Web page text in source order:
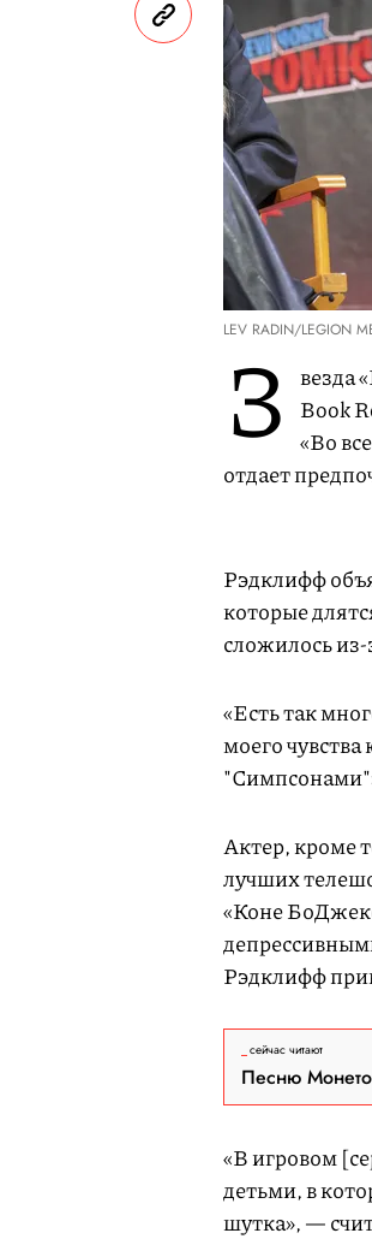
LEV RADIN/LEGION
З
везда
Book
«Во
отдает
Рэдклифф
которые
сложилось
«Есть так
моего
Актер, кроме
лучших
«Коне
Рэдклифф
сейчас читают
Песню
«В игровом
детьми, в
шутка», —